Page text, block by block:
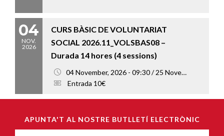
04
NOV.
2026
CURS BÀSIC DE VOLUNTARIAT
SOCIAL 2026.11_VOLSBAS08 –
Durada 14 hores (4 sessions)
04 November, 2026 - 09:30 / 25 November, 2026 - 13:00
Entrada 10€
APUNTA'T AL NOSTRE BUTLLETÍ ELECTRÒNIC